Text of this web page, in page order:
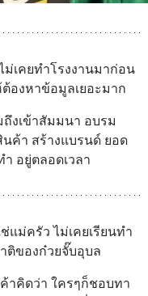
ม่เคยทำโรงงานมาก่อน
องหาข้อมูลเยอะมาก
งเข้าสัมมนา อบรม
ค้า สร้างแบรนด์ ยอด
อยู่ตลอดเวลา
แม่ครัว ไม่เคยเรียนทำ
ติของก๋วยจั๊บอุบล
าคิดว่า ใครๆก็ชอบทา